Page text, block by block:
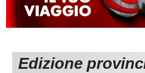
MACERATA
ECCELLENZA
1^ CATEGORIA
REGIONALI
Edizione